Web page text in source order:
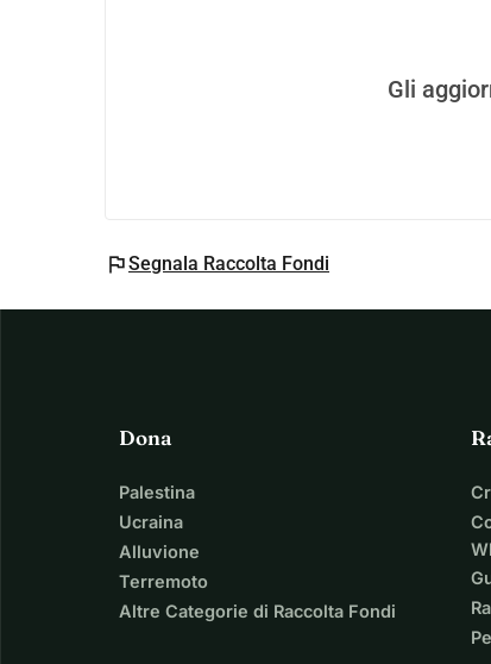
Gli
flagSegnala Raccolta Fondi
Dona
Palestina
Ucraina
Alluvione
Terremoto
Altre Categorie di Raccolta Fondi